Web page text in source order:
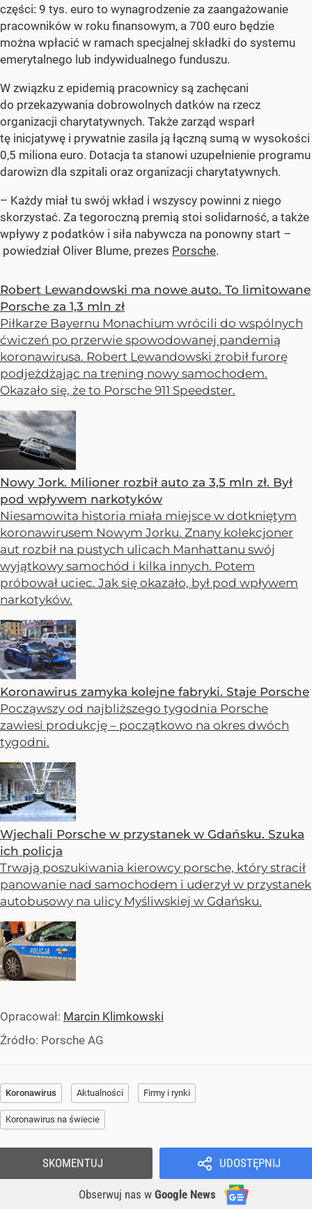
części: 9 tys. euro to wynagrodzenie za zaangażowanie
pracowników w roku finansowym, a 700 euro będzie
można wpłacić w ramach specjalnej składki do systemu
emerytalnego lub indywidualnego funduszu.
W związku z epidemią pracownicy są zachęcani
do przekazywania dobrowolnych datków na rzecz
organizacji charytatywnych. Także zarząd wsparł
tę inicjatywę i prywatnie zasila ją łączną sumą w wysokości
0,5 miliona euro. Dotacja ta stanowi uzupełnienie programu
darowizn dla szpitali oraz organizacji charytatywnych.
– Każdy miał tu swój wkład i wszyscy powinni z niego
skorzystać. Za tegoroczną premią stoi solidarność, a także
wpływy z podatków i siła nabywcza na ponowny start –
powiedział Oliver Blume, prezes Porsche.
Robert Lewandowski ma nowe auto. To limitowane
Porsche za 1,3 mln zł
Piłkarze Bayernu Monachium wrócili do wspólnych
ćwiczeń po przerwie spowodowanej pandemią
koronawirusa. Robert Lewandowski zrobił furorę
podjeżdżąjąc na trening nowy samochodem.
Okazało się, że to Porsche 911 Speedster.
Nowy Jork. Milioner rozbił auto za 3,5 mln zł. Był
pod wpływem narkotyków
Niesamowita historia miała miejsce w dotkniętym
koronawirusem Nowym Jorku. Znany kolekcjoner
aut rozbił na pustych ulicach Manhattanu swój
wyjątkowy samochód i kilka innych. Potem
próbował uciec. Jak się okazało, był pod wpływem
narkotyków.
Koronawirus zamyka kolejne fabryki. Staje Porsche
Począwszy od najbliższego tygodnia Porsche
zawiesi produkcję – początkowo na okres dwóch
tygodni.
Wjechali Porsche w przystanek w Gdańsku. Szuka
ich policja
Trwają poszukiwania kierowcy porsche, który stracił
panowanie nad samochodem i uderzył w przystanek
autobusowy na ulicy Myśliwskiej w Gdańsku.
Opracował: Marcin Klimkowski
Źródło: Porsche AG
Koronawirus Aktualności Firmy i rynki
Koronawirus na świecie
UDOSTĘPNIJ
Obserwuj nas w Google News
SKOMENTUJ